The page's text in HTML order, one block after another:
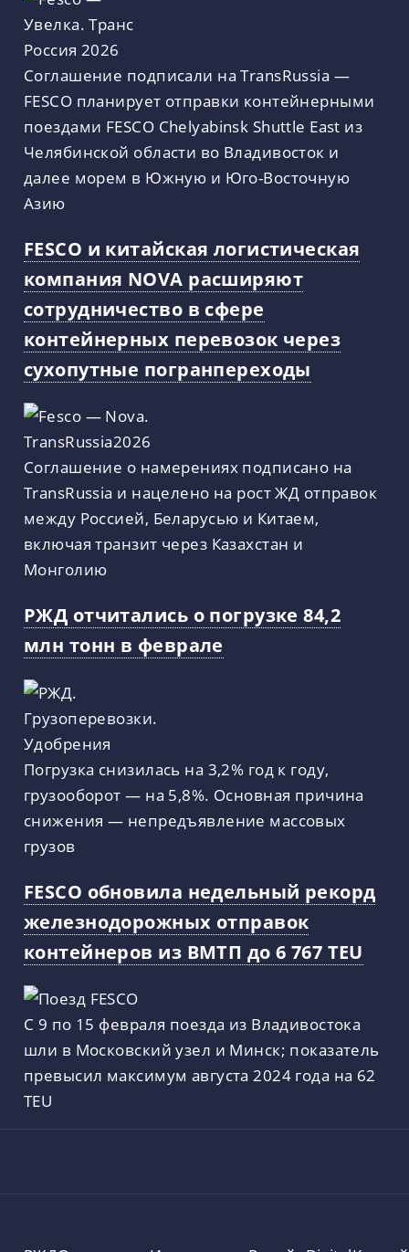
Соглашение подписали на TransRussia —
FESCO планирует отправки контейнерными
поездами FESCO Chelyabinsk Shuttle East из
Челябинской области во Владивосток и
далее морем в Южную и Юго-Восточную
Азию
FESCO и китайская логистическая
компания NOVA расширяют
сотрудничество в сфере
контейнерных перевозок через
сухопутные погранпереходы
Соглашение о намерениях подписано на
TransRussia и нацелено на рост ЖД отправок
между Россией, Беларусью и Китаем,
включая транзит через Казахстан и
Монголию
РЖД отчитались о погрузке 84,2
млн тонн в феврале
Погрузка снизилась на 3,2% год к году,
грузооборот — на 5,8%. Основная причина
снижения — непредъявление массовых
грузов
FESCO обновила недельный рекорд
железнодорожных отправок
контейнеров из ВМТП до 6 767 TEU
С 9 по 15 февраля поезда из Владивостока
шли в Московский узел и Минск; показатель
превысил максимум августа 2024 года на 62
TEU